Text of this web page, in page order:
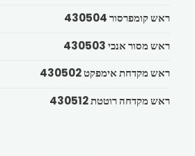
ראש קומפרסור 430504
ראש מסור אנכי 430503
ראש מקדחת אימפקט 430502
ראש מקדחה רוטטת 430512